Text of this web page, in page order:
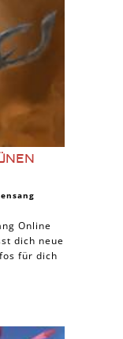
Online
dich neue
für dich